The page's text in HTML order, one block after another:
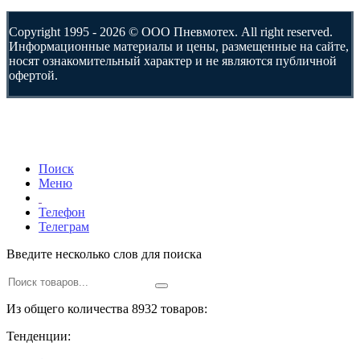
Copyright 1995 - 2026 © ООО Пневмотех. All right reserved.
Информационные материалы и цены, размещенные на сайте,
носят ознакомительный характер и не являются публичной
офертой.
Поиск
Меню
Телефон
Телеграм
Введите несколько слов для поиска
Из общего количества 8932 товаров:
Тенденции: